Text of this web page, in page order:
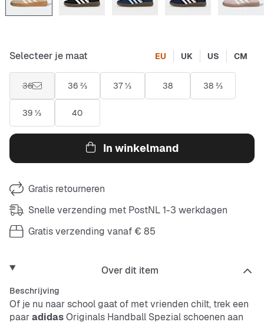
Selecteer je maat EU UK US CM
36 36 ⅔ 37 ⅓ 38 38 ⅔
39 ⅓ 40
In winkelmand
Gratis retourneren
Snelle verzending met PostNL 1-3 werkdagen
Gratis verzending vanaf € 85
Over dit item
Beschrijving
Of je nu naar school gaat of met vrienden chilt, trek een
paaradidasOriginals Handball Spezial schoenen aan